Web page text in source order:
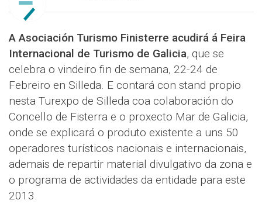
A Asociación Turismo Finisterre acudirá á Feira
Internacional de Turismo de Galicia, que se
celebra o vindeiro fin de semana, 22-24 de
Febreiro en Silleda. E contará con stand propio
nesta Turexpo de Silleda coa colaboración do
Concello de Fisterra e o proxecto Mar de Galicia,
onde se explicará o produto existente a uns 50
operadores turísticos nacionais e internacionais,
ademais de repartir material divulgativo da zona e
o programa de actividades da entidade para este
2013.